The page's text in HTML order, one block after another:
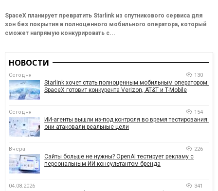
SpaceX планирует превратить Starlink из спутникового сервиса для
зон без покрытия в полноценного мобильного оператора, который
сможет напрямую конкурировать с...
НОВОСТИ
Сегодня 130
Starlink хочет стать полноценным мобильным оператором:
SpaceX готовит конкурента Verizon, AT&T и T-Mobile
Сегодня 154
ИИ-агенты вышли из-под контроля во время тестирования:
они атаковали реальные цели
Вчера 226
Сайты больше не нужны? OpenAI тестирует рекламу с
персональным ИИ-консультантом бренда
04.08.2026 341